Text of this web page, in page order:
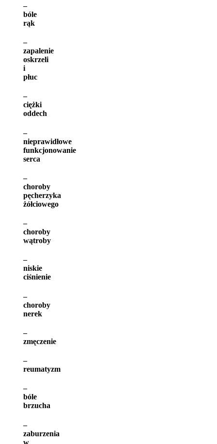
–
bóle
rąk
–
zapalenie
oskrzeli
i
płuc
–
ciężki
oddech
–
nieprawidłowe
funkcjonowanie
serca
–
choroby
pęcherzyka
żółciowego
–
choroby
wątroby
–
niskie
ciśnienie
–
choroby
nerek
–
zmęczenie
–
reumatyzm
–
bóle
brzucha
–
zaburzenia
w